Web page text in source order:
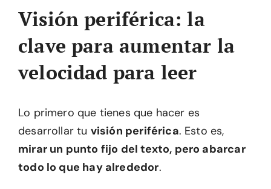
Visión periférica: la
clave para aumentar la
velocidad para leer
Lo primero que tienes que hacer es
desarrollar tu visión periférica. Esto es,
mirar un punto fijo del texto, pero abarcar
todo lo que hay alrededor.